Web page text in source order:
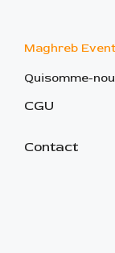
Maghreb
Quisomme-
CGU
Contact